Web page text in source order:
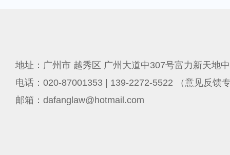
地址：广州市 越秀区 广州大道中307号富力新天地
电话：020-87001353 | 139-2272-5522 （意见反馈
邮箱：dafanglaw@hotmail.com